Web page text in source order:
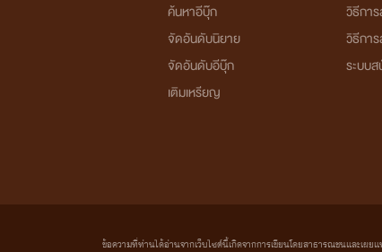
ค้นหาอีบุ๊ก
จัดอันดับนิยาย
จัดอันดับอีบุ๊ก
เติมเหรียญ
วิธีกา
วิธีกา
ระบบ
ข้อความที่ท่านได้อ่านจากเว็บไซต์นี้เกิดจากการเขียนโดยสาธารณชนและเ